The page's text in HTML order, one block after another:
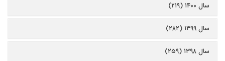
سال ۱۴۰۰ (۲۱۹)
سال ۱۳۹۹ (۲۸۲)
سال ۱۳۹۸ (۲۵۹)